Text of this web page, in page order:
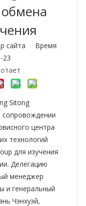
сайта Время
23
Sitong
сопровождении
центра
технологий
для изучения
Делегацию
менеджер
и генеральный
Чэнхуэй,